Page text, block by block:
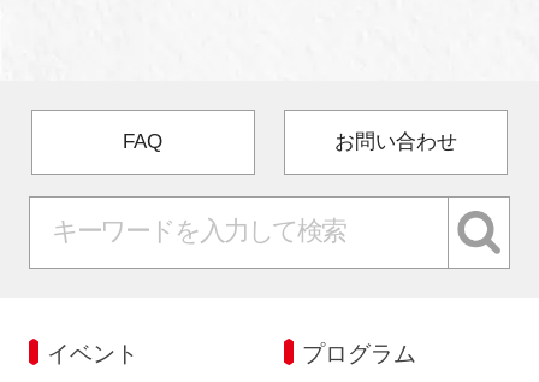
FAQ お問い合わせ
イベント プログラム